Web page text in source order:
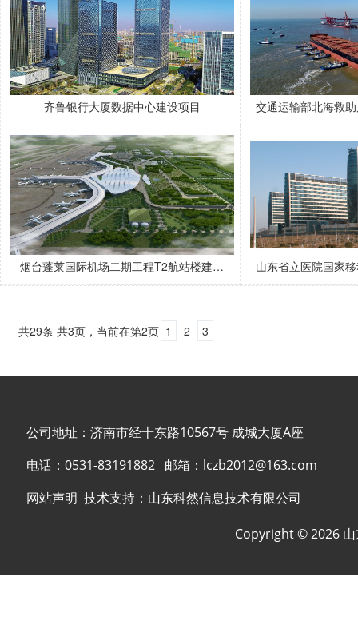
齐鲁银行大厦数据中心建设项目 交通运输部北海救
烟台蓬莱国际机场二期工程T2航站楼建… 山东省立医院国家
共29条 共3页，当前在第2页 1 2 3
公司地址：济南市经十东路10567号 成城大厦A座
电话： 0531-83191882邮箱： lczb2012@163.com
网站声明 技术支持： 山东科然信息技术有限公司
Copyright © 2026